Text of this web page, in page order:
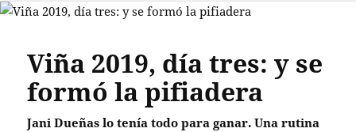
Viña 2019, día tres: y se
formó la pifiadera
Jani Dueñas lo tenía todo para ganar. Una rutina